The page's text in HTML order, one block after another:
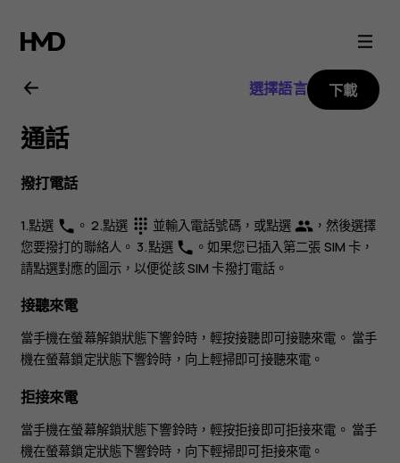
Nokia
5.3
用
戶
指
南
選擇語言 下載
通話
撥打電話
1.點選 phone 。 2.點選 dialpad 並輸入電話號碼，或點選 group ，然後選擇
您要撥打的聯絡人。 3.點選 phone 。如果您已插入第二張 SIM 卡，
請點選對應的圖示，以便從該 SIM 卡撥打電話。
接聽來電
當手機在螢幕解鎖狀態下響鈴時，輕按接聽即可接聽來電。 當手
機在螢幕鎖定狀態下響鈴時，向上輕掃即可接聽來電。
拒接來電
當手機在螢幕解鎖狀態下響鈴時，輕按拒接即可拒接來電。 當手
機在螢幕鎖定狀態下響鈴時，向下輕掃即可拒接來電。